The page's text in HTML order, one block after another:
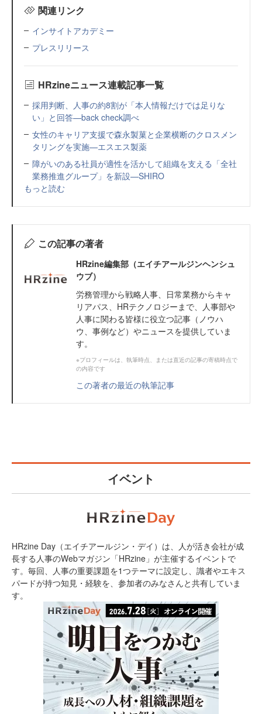
関連リンク
インサイトアカデミー
プレスリリース
HRzineニュース連載記事一覧
採用判断、人事の約8割が「本人情報だけでは足りな
い」と回答—back check調べ
女性のキャリア支援で森永製菓と企業横断のクロスメン
タリングを実施—エスエス製薬
障がいのある社員が適性を活かして組織を支える「全社
業務推進グループ」を新設—SHIRO
もっと読む
この記事の著者
HRzine編集部（エイチアールジンヘンシュ
ウブ）
労務管理から戦略人事、日常業務からキャ
リアパス、HRテクノロジーまで、人事部や
人事に関わる皆様に役立つ記事（ノウハ
ウ、事例など）やニュースを提供していま
す。
※プロフィールは、執筆時点、または直近の記事の寄稿時点で
の内容です
この著者の最近の執筆記事
イベント
HRzine Day（エイチアールジン・デイ）は、人が活き会社が成
長する人事のWebマガジン「HRzine」が主催するイベントで
す。毎回、人事の重要課題を1つテーマに設定し、識者やエキス
パードが持つ知見・経験を、参加者のみなさんと共有していま
す。